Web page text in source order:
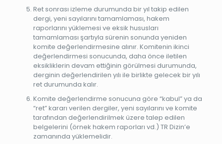
Ret sonrası izleme durumunda bir yıl takip edilen
dergi, yeni sayılarını tamamlaması, hakem
raporlarını yüklemesi ve eksik hususları
tamamlaması şartıyla sürenin sonunda yeniden
komite değerlendirmesine alınır. Komitenin ikinci
değerlendirmesi sonucunda, daha önce iletilen
eksikliklerin devam ettiğinin görülmesi durumunda,
derginin değerlendirilen yılı ile birlikte gelecek bir yılı
ret durumunda kalır.
Komite değerlendirme sonucuna göre “kabul” ya da
“ret” kararı verilen dergiler, yeni sayılarını ve komite
tarafından değerlendirilmek üzere talep edilen
belgelerini (örnek hakem raporları vd.) TR Dizin’e
zamanında yüklemelidir.